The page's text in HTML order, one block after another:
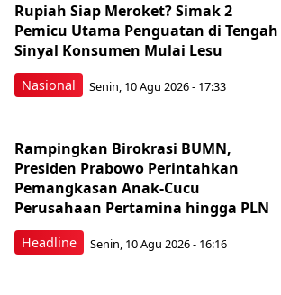
Nasional
Rupiah Siap Meroket? Simak 2
Pemicu Utama Penguatan di Tengah
Sinyal Konsumen Mulai Lesu
Senin, 10 Agu 2026 - 17:33
Headline
Rampingkan Birokrasi BUMN,
Presiden Prabowo Perintahkan
Pemangkasan Anak-Cucu
Perusahaan Pertamina hingga PLN
Senin, 10 Agu 2026 - 16:16